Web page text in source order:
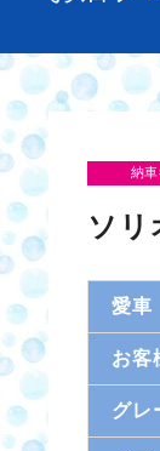
納車
ソリ
愛車
お客
グレ